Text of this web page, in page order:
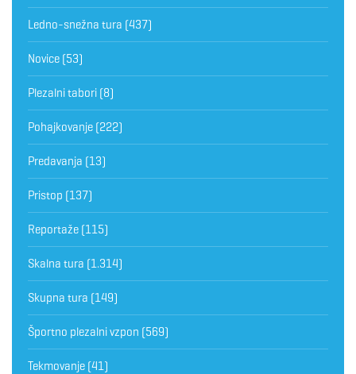
Ledno-snežna tura (437)
Novice (53)
Plezalni tabori (8)
Pohajkovanje (222)
Predavanja (13)
Pristop (137)
Reportaže (115)
Skalna tura (1.314)
Skupna tura (149)
Športno plezalni vzpon (569)
Tekmovanje (41)